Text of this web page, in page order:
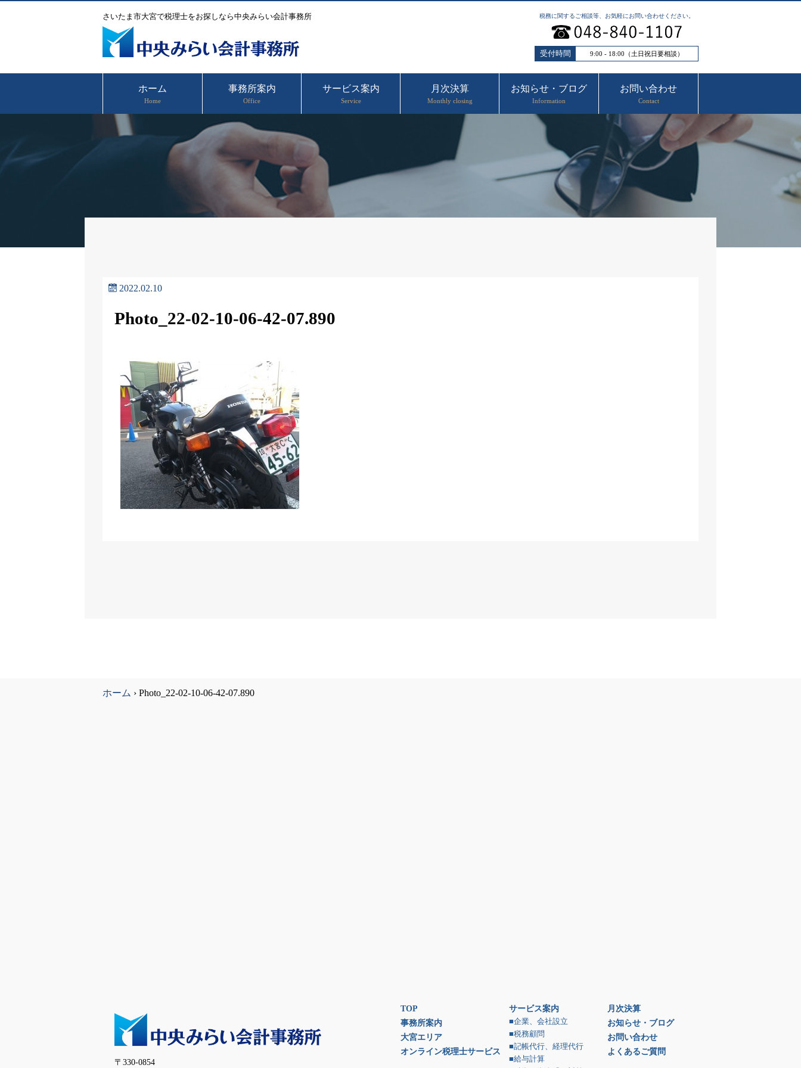
さいたま市大宮で税理士をお探しなら中央みらい会計事務所 税務に関するご相談等、お気軽にお問い合わせください。
受付時間 9:00 - 18:00（土日祝日要相談）
ホーム
Home
事務所案内
Office
サービス案内
Service
月次決算
Monthly closing
お知らせ・ブログ
Information
お問い合わせ
Contact
2022.02.10
Photo_22-02-10-06-42-07.890
ホーム › Photo_22-02-10-06-42-07.890
〒330-0854
TOP
事務所案内
大宮エリア
オンライン税理士サービス
サービス案内
■企業、会社設立
■税務顧問
■記帳代行、経理代行
■給与計算
月次決算
お知らせ・ブログ
お問い合わせ
よくあるご質問